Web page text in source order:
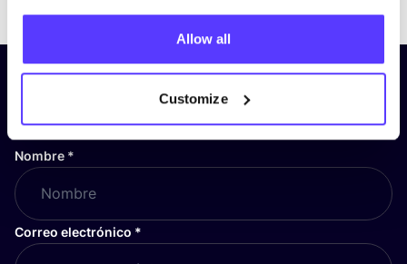
Allow all
Customize
¡Suscríbete a nuestro boletín
y mantente informado!
Nombre *
Correo electrónico *